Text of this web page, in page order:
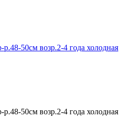
50см возр.2-4 года холодная
50см возр.2-4 года холодная